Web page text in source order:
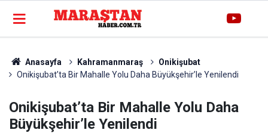
Anasayfa Kahramanmaraş
Onikişubat
Onikişubat’ta Bir Mahalle Yolu Daha Büyükşehir’le Yenilendi
Onikişubat’ta Bir Mahalle Yolu Daha
Büyükşehir’le Yenilendi